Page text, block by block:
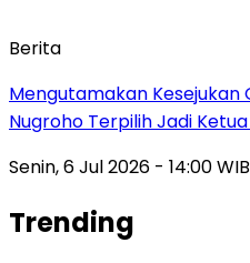
Berita
Mengutamakan Kesejukan
Nugroho Terpilih Jadi
Senin, 6 Jul 2026 - 14:00 WIB
Trending